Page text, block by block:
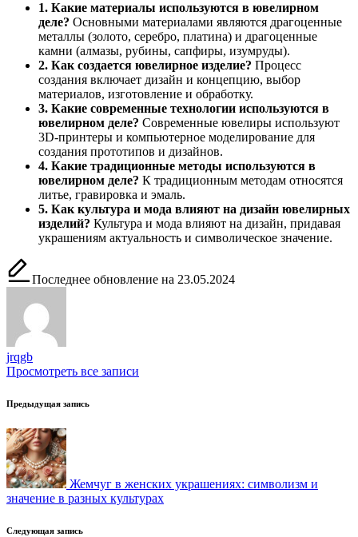
1. Какие материалы используются в ювелирном
деле? Основными материалами являются драгоценные
металлы (золото, серебро, платина) и драгоценные
камни (алмазы, рубины, сапфиры, изумруды).
2. Как создается ювелирное изделие? Процесс
создания включает дизайн и концепцию, выбор
материалов, изготовление и обработку.
3. Какие современные технологии используются в
ювелирном деле? Современные ювелиры используют
3D-принтеры и компьютерное моделирование для
создания прототипов и дизайнов.
4. Какие традиционные методы используются в
ювелирном деле? К традиционным методам относятся
литье, гравировка и эмаль.
5. Как культура и мода влияют на дизайн ювелирных
изделий? Культура и мода влияют на дизайн, придавая
украшениям актуальность и символическое значение.
Последнее обновление на 23.05.2024
jrqgb
Просмотреть все записи
Навигация
записи
Предыдущая запись
Жемчуг в женских украшениях: символизм и
значение в разных культурах
Следующая запись